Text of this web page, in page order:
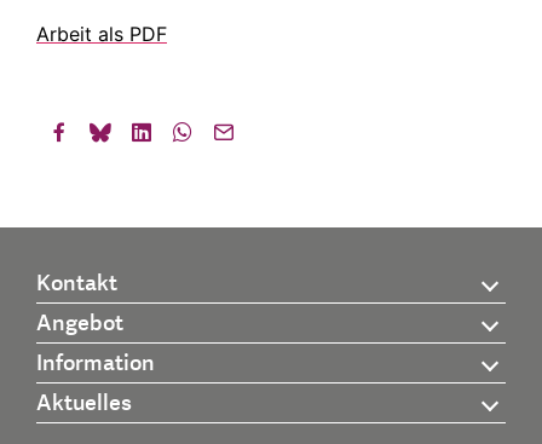
Arbeit als PDF
Kontakt
Angebot
Information
Aktuelles